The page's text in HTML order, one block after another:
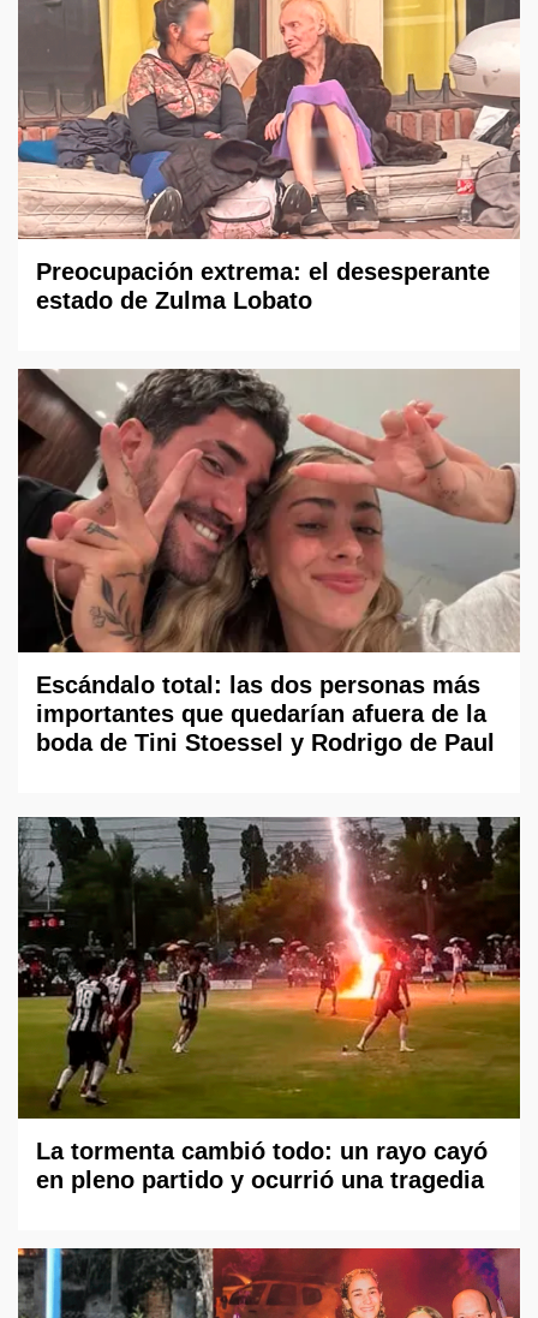
Preocupación extrema: el desesperante
estado de Zulma Lobato
Escándalo total: las dos personas más
importantes que quedarían afuera de la
boda de Tini Stoessel y Rodrigo de Paul
La tormenta cambió todo: un rayo cayó
en pleno partido y ocurrió una tragedia